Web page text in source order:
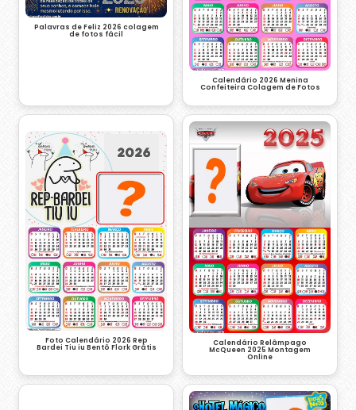
Palavras de Feliz 2026 colagem
de fotos fácil
Calendário 2026 Menina
Confeiteira Colagem de Fotos
Foto Calendário 2026 Rep
Bardei Tiu iu Bentô Flork Grátis Calendário Relâmpago
McQueen 2025 Montagem
Online